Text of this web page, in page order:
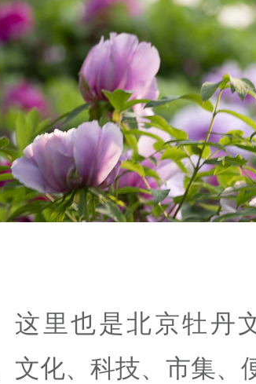
这里也是北京牡丹
文化、科技、市集、